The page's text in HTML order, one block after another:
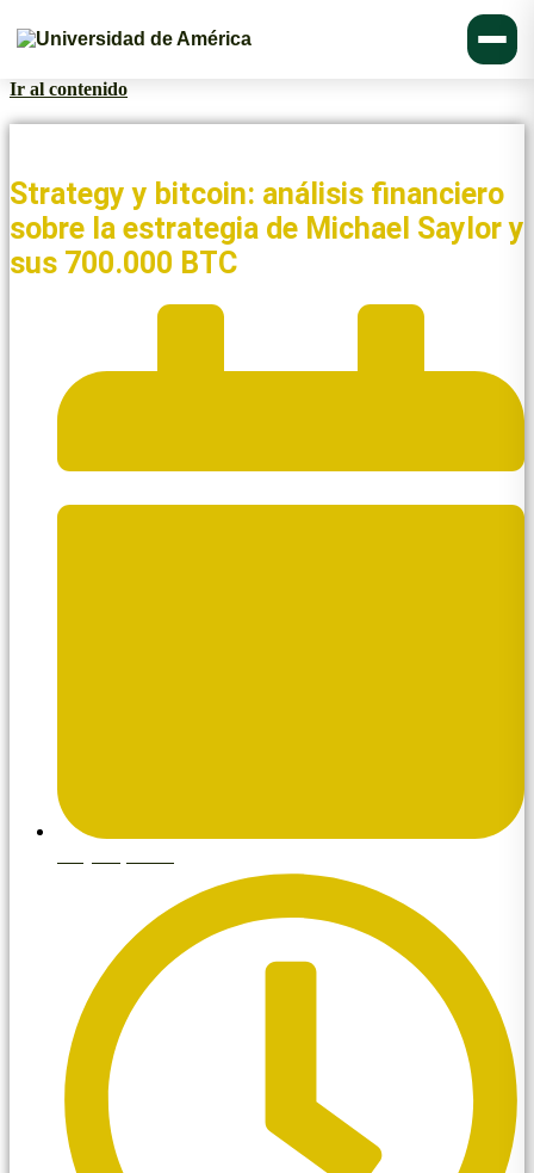
Ir al contenido
Strategy y bitcoin: análisis financiero
sobre la estrategia de Michael Saylor y
sus 700.000 BTC